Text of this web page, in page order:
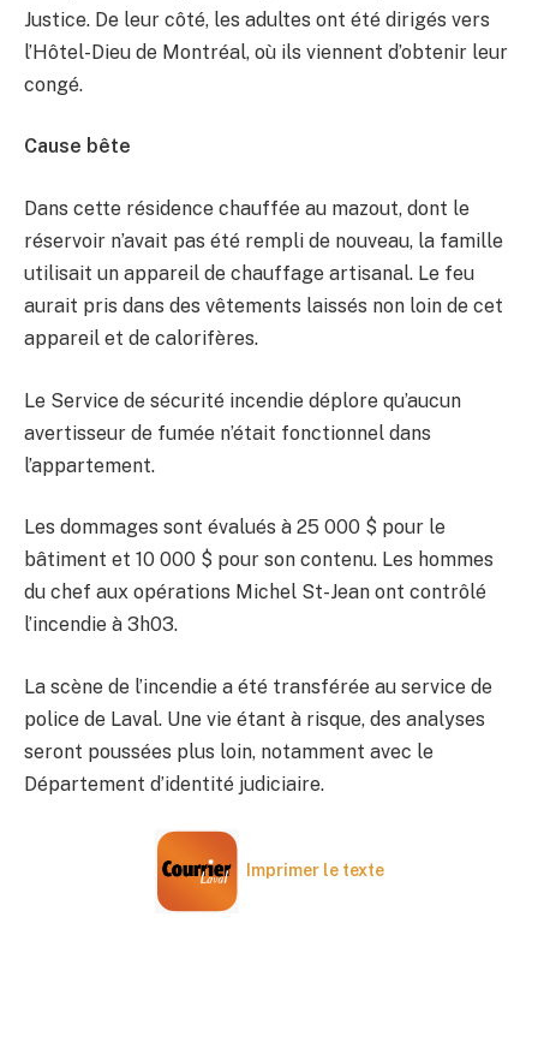
Justice. De leur côté, les adultes ont été dirigés vers
l’Hôtel-Dieu de Montréal, où ils viennent d’obtenir leur
congé.
Cause bête
Dans cette résidence chauffée au mazout, dont le
réservoir n’avait pas été rempli de nouveau, la famille
utilisait un appareil de chauffage artisanal. Le feu
aurait pris dans des vêtements laissés non loin de cet
appareil et de calorifères.
Le Service de sécurité incendie déplore qu’aucun
avertisseur de fumée n’était fonctionnel dans
l’appartement.
Les dommages sont évalués à 25 000 $ pour le
bâtiment et 10 000 $ pour son contenu. Les hommes
du chef aux opérations Michel St-Jean ont contrôlé
l’incendie à 3h03.
La scène de l’incendie a été transférée au service de
police de Laval. Une vie étant à risque, des analyses
seront poussées plus loin, notamment avec le
Département d’identité judiciaire.
Imprimer le texte